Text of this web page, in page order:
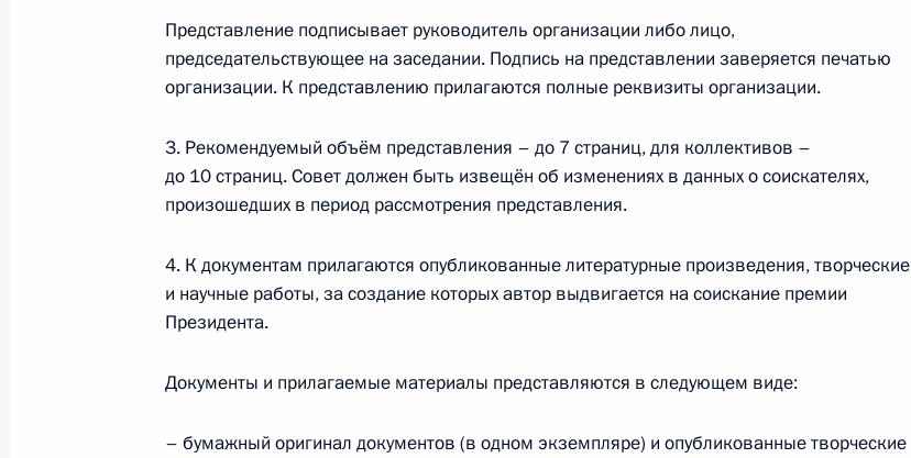
в области литературы и искусства
20 августа 2020 года, 17:00
О приёме документов на соискание премии Президента для
молодых деятелей культуры
О приёме документов на соискание премии Президента
и юношества
Представление подписывает руководитель организации либо лицо,
председательствующее на заседании. Подпись на представлении заверяется печатью
организации. К представлению прилагаются полные реквизиты организации.
3. Рекомендуемый объём представления – до 7 страниц, для коллективов –
до 10 страниц. Совет должен быть извещён об изменениях в данных о соискателях,
произошедших в период рассмотрения представления.
4. К документам прилагаются опубликованные литературные произведения, творческие
и научные работы, за создание которых автор выдвигается на соискание премии
Президента.
Документы и прилагаемые материалы представляются в следующем виде:
– бумажный оригинал документов (в одном экземпляре) и опубликованные творческие